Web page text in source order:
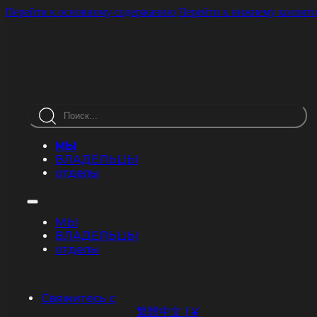
Перейти к основному содержанию Перейти к нижнему
Поиск
МЫ
ВЛАДЕЛЬЦЫ
отделы
МЫ
ВЛАДЕЛЬЦЫ
отделы
Свяжитесь с
繁體中文 | ¥